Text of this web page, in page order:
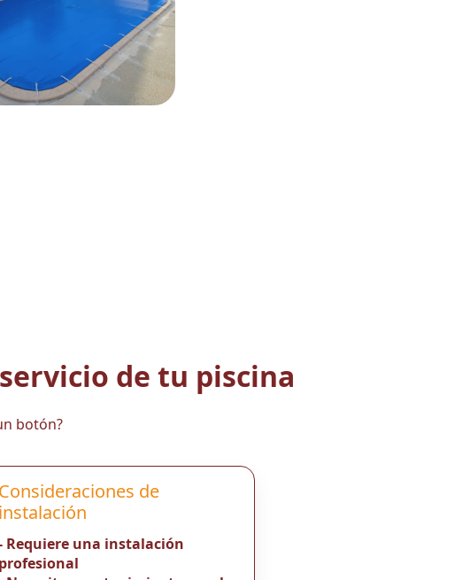
de tu piscina
botón?
Consideraciones de
instalación
Requiere una instalación
profesional